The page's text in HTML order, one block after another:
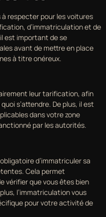
respecter pour les voitures
d’immatriculation et de
est important de se
avant de mettre en place
à titre onéreux.
leur tarification, afin
s’attendre. De plus, il est
dans votre zone
par les autorités.
d’immatriculer sa
Cela permet
vérifier que vous êtes bien
l’immatriculation vous
pour votre activité de